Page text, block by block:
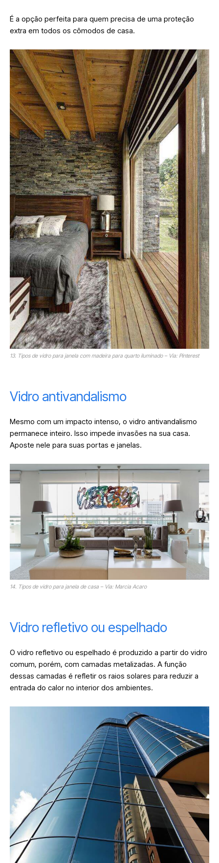
É a opção perfeita para quem precisa de uma proteção
extra em todos os cômodos de casa.
13. Tipos de vidro para janela com madeira para quarto iluminado – Via: Pinterest
Vidro antivandalismo
Mesmo com um impacto intenso, o vidro antivandalismo
permanece inteiro. Isso impede invasões na sua casa.
Aposte nele para suas portas e janelas.
14. Tipos de vidro para janela de casa – Via: Marcia Acaro
Vidro refletivo ou espelhado
O vidro refletivo ou espelhado é produzido a partir do vidro
comum, porém, com camadas metalizadas. A função
dessas camadas é refletir os raios solares para reduzir a
entrada do calor no interior dos ambientes.